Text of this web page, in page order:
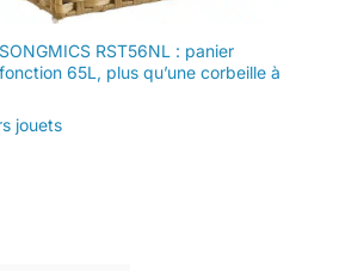
RST56NL : panier
65L, plus qu’une corbeille à
jouets